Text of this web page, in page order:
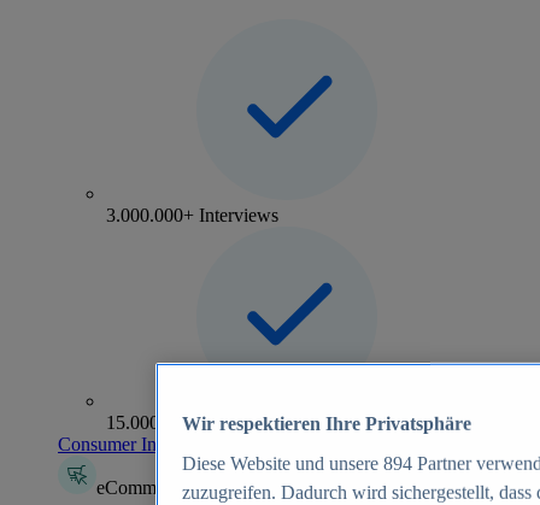
3.000.000+ Interviews
15.000+ Marken
Consumer Insights entdecken
eCommerce Insights
Wir respektieren Ihre Privatsphäre
Diese Website und unsere 894 Partner
zuzugreifen. Dadurch wird sichergestellt,